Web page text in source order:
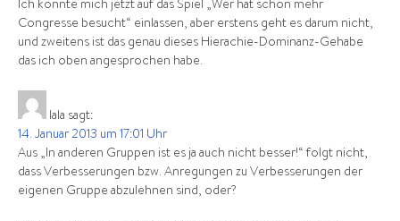
Ich könnte mich jetzt auf das Spiel „Wer hat schon mehr
Congresse besucht“ einlassen, aber erstens geht es darum nicht,
und zweitens ist das genau dieses Hierachie-Dominanz-Gehabe
das ich oben angesprochen habe.
lala sagt:
14. Januar 2013 um 17:01 Uhr
Aus „In anderen Gruppen ist es ja auch nicht besser!“ folgt nicht,
dass Verbesserungen bzw. Anregungen zu Verbesserungen der
eigenen Gruppe abzulehnen sind, oder?